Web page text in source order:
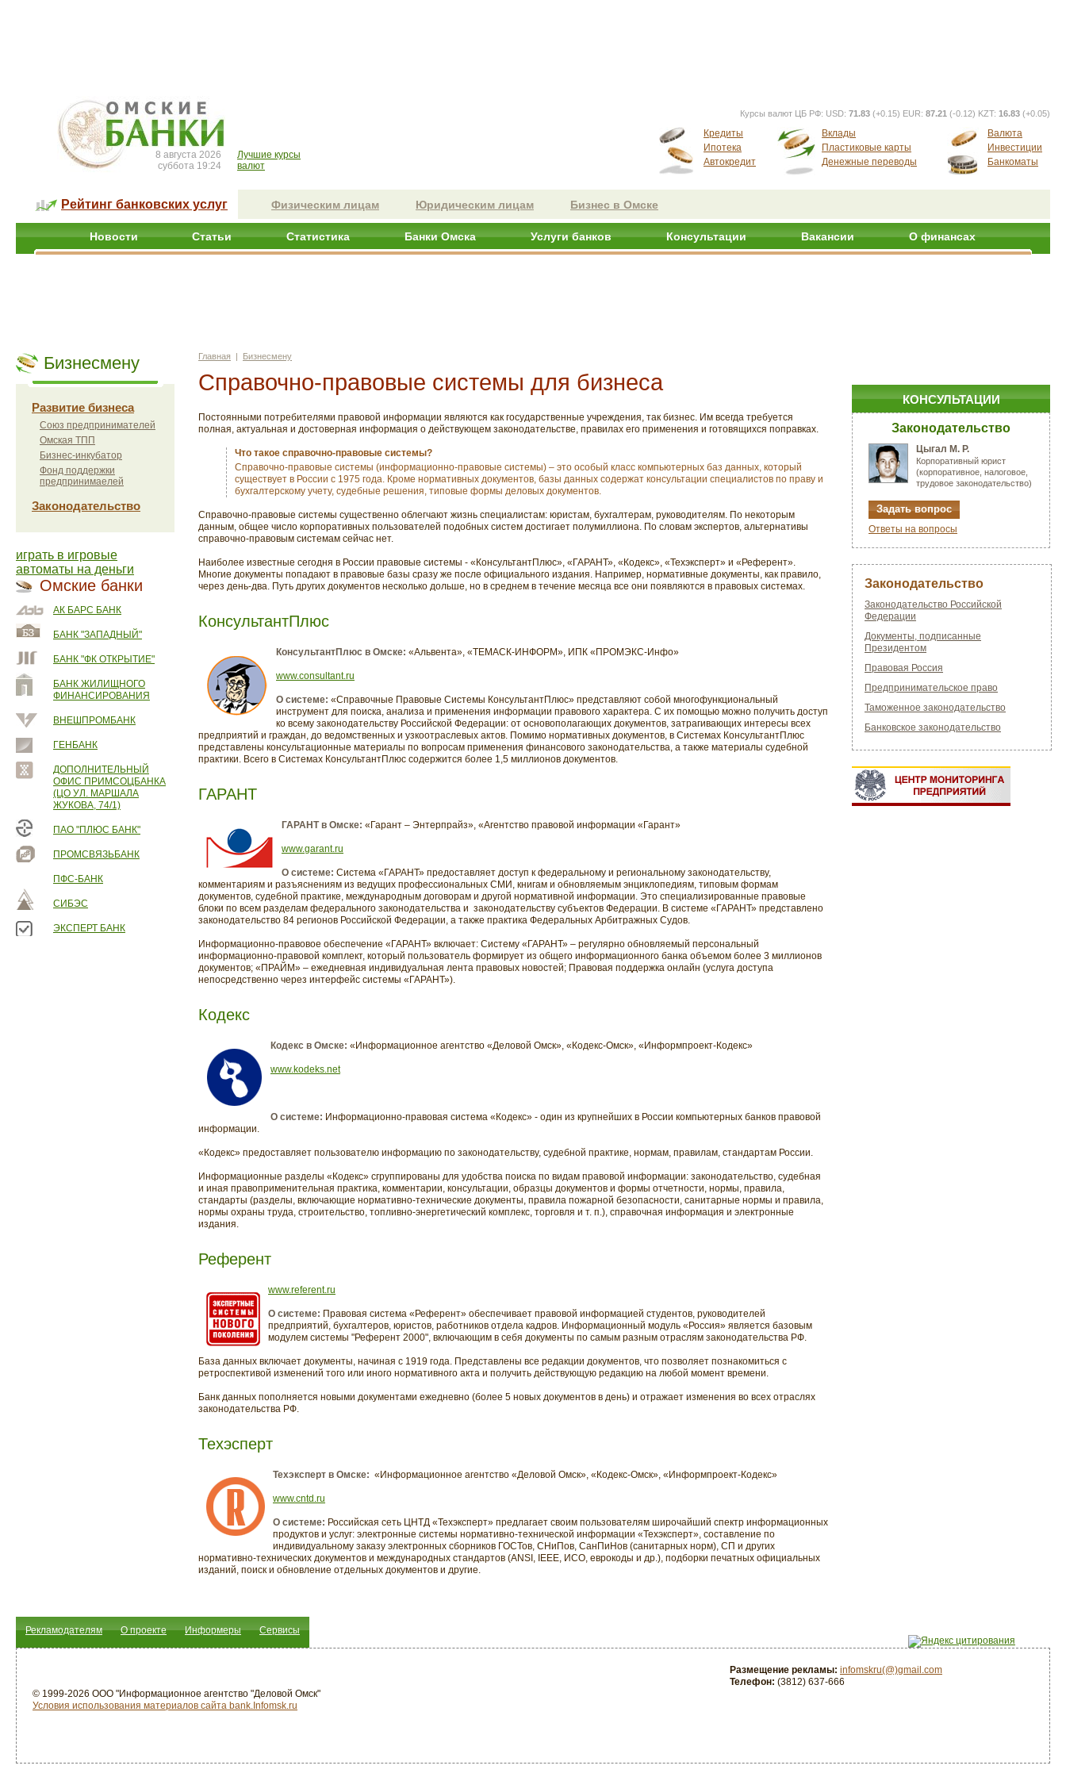
8 августа 2026
суббота 19:24
Лучшие курсы
валют
Курсы валют ЦБ РФ: USD: 71.83 (+0.15) EUR: 87.21 (-0.12) KZT: 16.83 (+0.05)
Кредиты
Ипотека
Автокредит
Вклады
Пластиковые карты
Денежные переводы
Валюта
Инвестиции
Банкоматы
Рейтинг банковских услуг Физическим лицам Юридическим лицам Бизнес в Омске
Новости Статьи Статистика Банки Омска Услуги банков Консультации Вакансии О финансах
Бизнесмену
Развитие бизнеса
Союз предпринимателей
Омская ТПП
Бизнес-инкубатор
Фонд поддержки
предпринимаелей
Законодательство
играть в игровые
автоматы на деньги
Омские банки
АК БАРС БАНК
БАНК "ЗАПАДНЫЙ"
БАНК "ФК ОТКРЫТИЕ"
БАНК ЖИЛИЩНОГО
ФИНАНСИРОВАНИЯ
ВНЕШПРОМБАНК
ГЕНБАНК
ДОПОЛНИТЕЛЬНЫЙ
ОФИС ПРИМСОЦБАНКА
(ЦО УЛ. МАРШАЛА
ЖУКОВА, 74/1)
ПАО "ПЛЮС БАНК"
ПРОМСВЯЗЬБАНК
ПФС-БАНК
СИБЭС
ЭКСПЕРТ БАНК
Главная | Бизнесмену
Справочно-правовые системы для бизнеса
Постоянными потребителями правовой информации являются как государственные учреждения, так бизнес. Им всегда требуется
полная, актуальная и достоверная информация о действующем законодательстве, правилах его применения и готовящихся поправках.
Что такое справочно-правовые системы?
Справочно-правовые системы (информационно-правовые системы) – это особый класс компьютерных баз данных, который
существует в России с 1975 года. Кроме нормативных документов, базы данных содержат консультации специалистов по праву и
бухгалтерскому учету, судебные решения, типовые формы деловых документов.
Справочно-правовые системы существенно облегчают жизнь специалистам: юристам, бухгалтерам, руководителям. По некоторым
данным, общее число корпоративных пользователей подобных систем достигает полумиллиона. По словам экспертов, альтернативы
справочно-правовым системам сейчас нет.
Наиболее известные сегодня в России правовые системы - «КонсультантПлюс», «ГАРАНТ», «Кодекс», «Техэксперт» и «Референт».
Многие документы попадают в правовые базы сразу же после официального издания. Например, нормативные документы, как правило,
через день-два. Путь других документов несколько дольше, но в среднем в течение месяца все они появляются в правовых системах.
КонсультантПлюс
КонсультантПлюс в Омске: «Альвента», «ТЕМАСК-ИНФОРМ», ИПК «ПРОМЭКС-Инфо»
www.consultant.ru
О системе: «Справочные Правовые Системы КонсультантПлюс» представляют собой многофункциональный
инструмент для поиска, анализа и применения информации правового характера. С их помощью можно получить доступ
ко всему законодательству Российской Федерации: от основополагающих документов, затрагивающих интересы всех
предприятий и граждан, до ведомственных и узкоотраслевых актов. Помимо нормативных документов, в Системах КонсультантПлюс
представлены консультационные материалы по вопросам применения финансового законодательства, а также материалы судебной
практики. Всего в Системах КонсультантПлюс содержится более 1,5 миллионов документов.
ГАРАНТ
ГАРАНТ в Омске: «Гарант – Энтерпрайз», «Агентство правовой информации «Гарант»
www.garant.ru
О системе: Система «ГАРАНТ» предоставляет доступ к федеральному и региональному законодательству,
комментариям и разъяснениям из ведущих профессиональных СМИ, книгам и обновляемым энциклопедиям, типовым формам
документов, судебной практике, международным договорам и другой нормативной информации. Это специализированные правовые
блоки по всем разделам федерального законодательства и законодательству субъектов Федерации. В системе «ГАРАНТ» представлено
законодательство 84 регионов Российской Федерации, а также практика Федеральных Арбитражных Судов.
Информационно-правовое обеспечение «ГАРАНТ» включает: Систему «ГАРАНТ» – регулярно обновляемый персональный
информационно-правовой комплект, который пользователь формирует из общего информационного банка объемом более 3 миллионов
документов; «ПРАЙМ» – ежедневная индивидуальная лента правовых новостей; Правовая поддержка онлайн (услуга доступа
непосредственно через интерфейс системы «ГАРАНТ»).
Кодекс
Кодекс в Омске: «Информационное агентство «Деловой Омск», «Кодекс-Омск», «Информпроект-Кодекс»
www.kodeks.net
О системе: Информационно-правовая система «Кодекс» - один из крупнейших в России компьютерных банков правовой
информации.
«Кодекс» предоставляет пользователю информацию по законодательству, судебной практике, нормам, правилам, стандартам России.
Информационные разделы «Кодекс» сгруппированы для удобства поиска по видам правовой информации: законодательство, судебная
и иная правоприменительная практика, комментарии, консультации, образцы документов и формы отчетности, нормы, правила,
стандарты (разделы, включающие нормативно-технические документы, правила пожарной безопасности, санитарные нормы и правила,
нормы охраны труда, строительство, топливно-энергетический комплекс, торговля и т. п.), справочная информация и электронные
издания.
Референт
www.referent.ru
О системе: Правовая система «Референт» обеспечивает правовой информацией студентов, руководителей
предприятий, бухгалтеров, юристов, работников отдела кадров. Информационный модуль «Россия» является базовым
модулем системы "Референт 2000", включающим в себя документы по самым разным отраслям законодательства РФ.
База данных включает документы, начиная с 1919 года. Представлены все редакции документов, что позволяет познакомиться с
ретроспективой изменений того или иного нормативного акта и получить действующую редакцию на любой момент времени.
Банк данных пополняется новыми документами ежедневно (более 5 новых документов в день) и отражает изменения во всех отраслях
законодательства РФ.
Техэсперт
Техэксперт в Омске: «Информационное агентство «Деловой Омск», «Кодекс-Омск», «Информпроект-Кодекс»
www.cntd.ru
О системе: Российская сеть ЦНТД «Техэксперт» предлагает своим пользователям широчайший спектр информационных
продуктов и услуг: электронные системы нормативно-технической информации «Техэксперт», составление по
индивидуальному заказу электронных сборников ГОСТов, СНиПов, СанПиНов (санитарных норм), СП и других
нормативно-технических документов и международных стандартов (ANSI, IEEE, ИСО, еврокоды и др.), подборки печатных официальных
изданий, поиск и обновление отдельных документов и другие.
КОНСУЛЬТАЦИИ
Законодательство
Цыгал М. Р.
Корпоративный юрист
(корпоративное, налоговое,
трудовое законодательство)
Задать вопрос
Ответы на вопросы
Законодательство
Законодательство Российской
Федерации
Документы, подписанные
Президентом
Правовая Россия
Предпринимательское право
Таможенное законодательство
Банковское законодательство
Рекламодателям О проекте Информеры Сервисы
© 1999-2026 ООО "Информационное агентство "Деловой Омск"
Условия использования материалов сайта bank.Infomsk.ru
Размещение рекламы: infomskru(@)gmail.com
Телефон: (3812) 637-666